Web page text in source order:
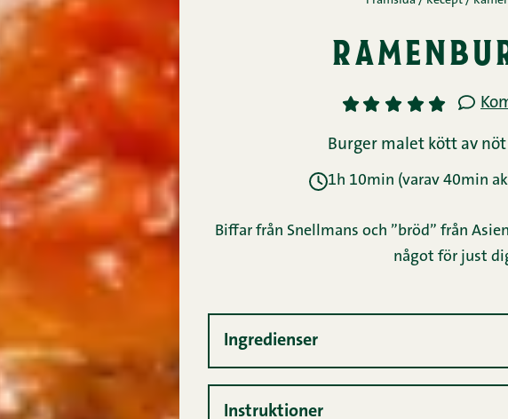
1 2 3 4 5
Burger malet kött av nöt
1h 10min (varav 40min
Biffar från Snellmans och ”bröd” från
något för just
Ingredienser
Instruktioner